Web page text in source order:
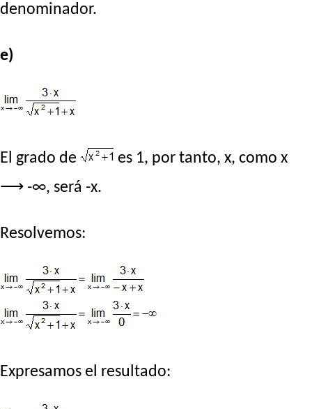
denominador.
e)
El grado de
es 1, por tanto, x, como x
⟶ -∞, será -x.
Resolvemos:
Expresamos el resultado: